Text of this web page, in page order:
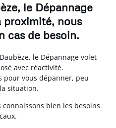
le Dépannage
nous
cas de besoin.
le Dépannage volet
avec réactivité.
pour vous dépanner, peu
situation.
bien les besoins